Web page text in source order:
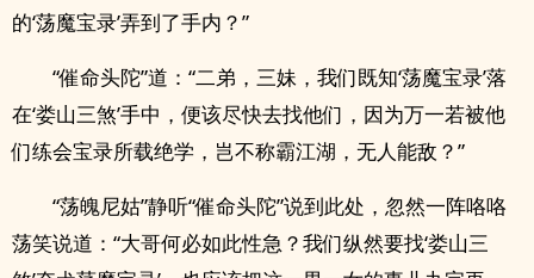
的‘荡魔宝录’弄到了手内？”
“催命头陀”道：“二弟，三妹，我们既知‘荡魔宝录’落
在‘娄山三煞’手中，便该尽快去找他们，因为万一若被他
们练会宝录所载绝学，岂不称霸江湖，无人能敌？”
“荡魄尼姑”静听“催命头陀”说到此处，忽然一阵咯咯
荡笑说道：“大哥何必如此性急？我们纵然要找‘娄山三